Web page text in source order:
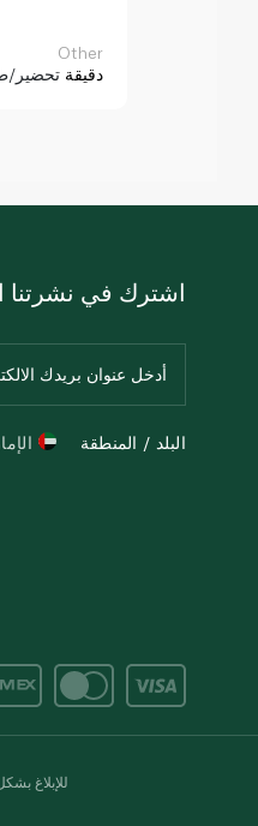
Other
10 دقيقة تحضير/
اشترك في نشرتنا
البلد / المنطقة
للإبلاغ